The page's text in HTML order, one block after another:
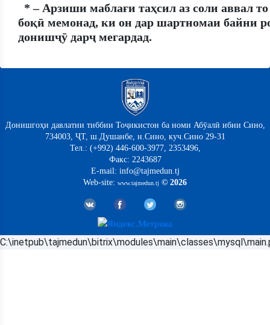
* – Арзиши маблағи таҳсил аз соли аввал
боқӣ мемонад, ки он дар шартномаи байни
донишҷӯ дарҷ мегардад.
Донишгоҳи давлатии тиббии Тоҷикистон ба номи Абӯалӣ ибни Сино,
734003, ҶТ, ш.Душанбе, н.Сино, куч.Сино 29-31
Тел.: (+992) 446-600-3977, 2353496,
Факс: 2243687
E-mail: info@tajmedun.tj
Web-site: www.tajmedun.tj © 2026